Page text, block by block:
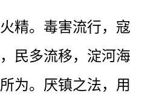
精。毒害流行，寇
民多流移，淀河海
为。厌镇之法，用